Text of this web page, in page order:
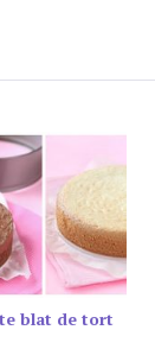
blat de tort